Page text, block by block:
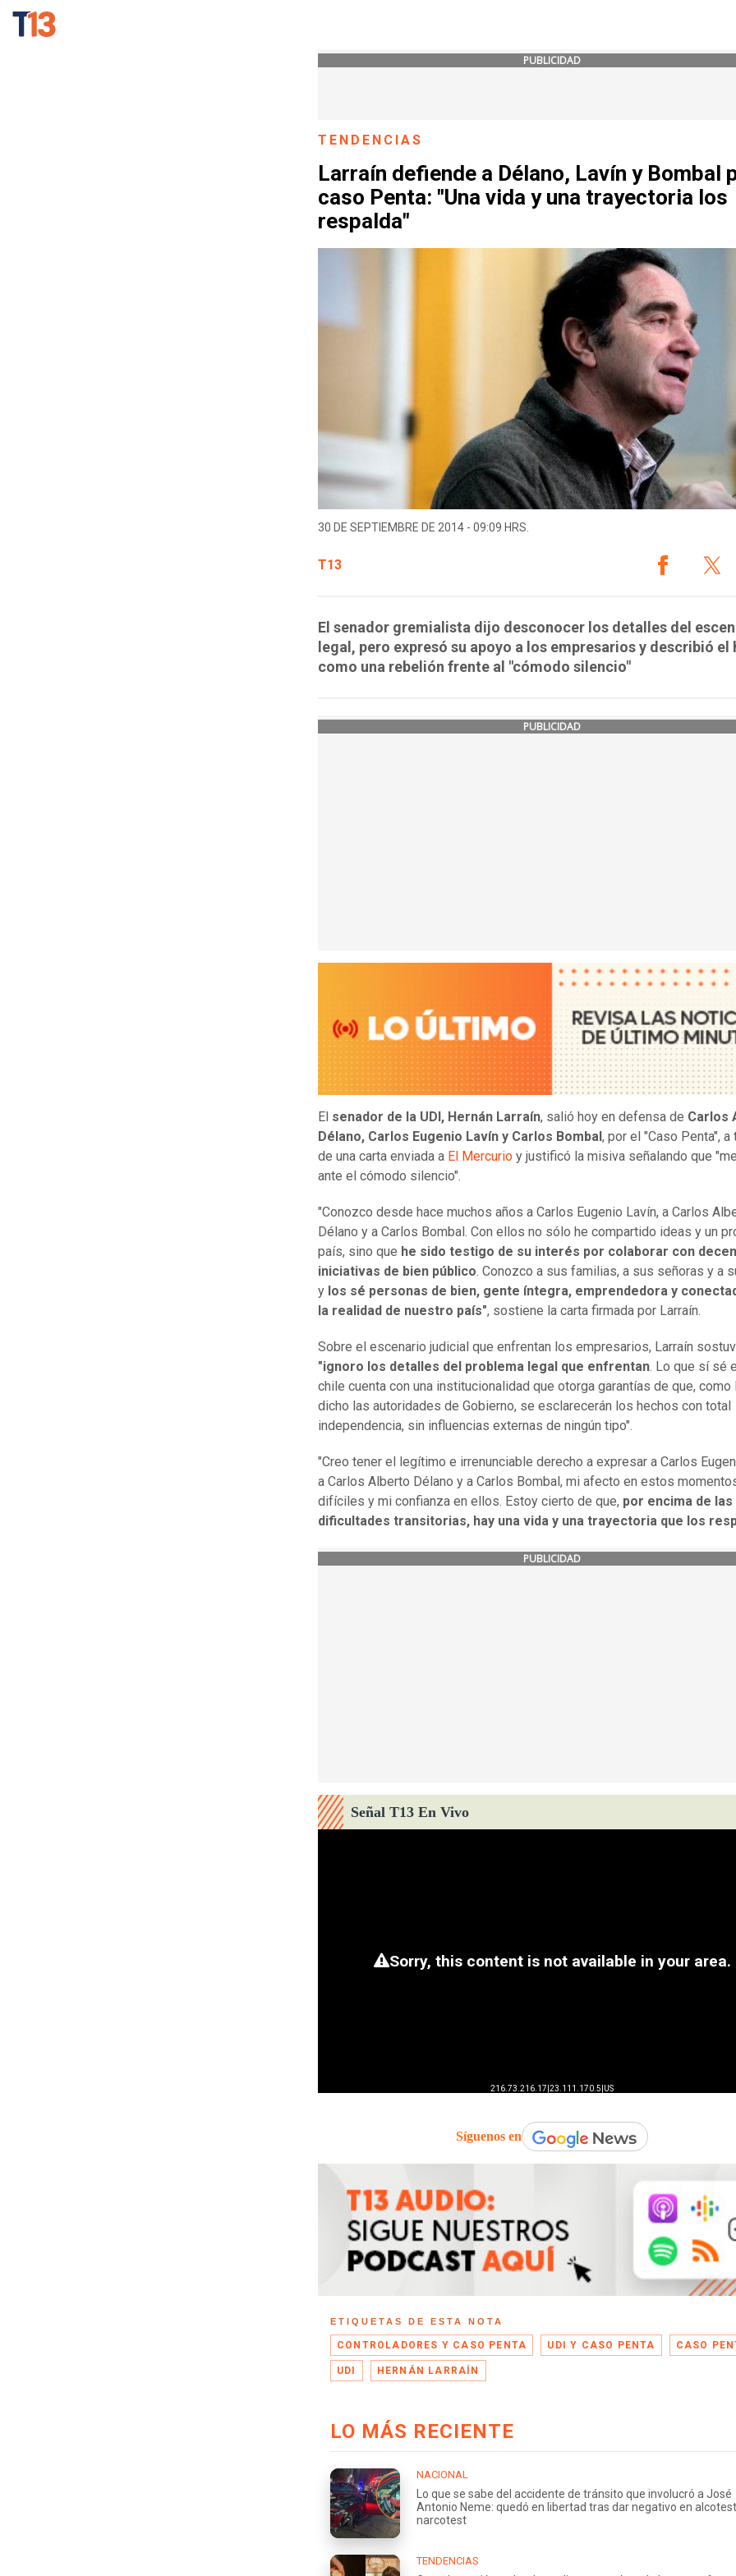
PUBLICIDAD
TENDENCIAS
Larraín defiende a Délano, Lavín y Bombal
caso Penta: "Una vida y una trayectoria los
respalda"
30 DE SEPTIEMBRE DE 2014 - 09:09 HRS.
T13
El senador gremialista dijo desconocer los detalles del
legal, pero expresó su apoyo a los empresarios y describió el
como una rebelión frente al "cómodo silencio"
PUBLICIDAD
El senador de la UDI, Hernán Larraín, salió hoy en defensa de Carlos
Délano, Carlos Eugenio Lavín y Carlos Bombal , por el "Caso Penta", a
de una carta enviada a El Mercurio y justificó la misiva señalando que
ante el cómodo silencio".
"Conozco desde hace muchos años a Carlos Eugenio Lavín, a Carlos
Délano y a Carlos Bombal. Con ellos no sólo he compartido ideas y un
país, sino que he sido testigo de su interés por colaborar con
iniciativas de bien público. Conozco a sus familias, a sus señoras y a
y los sé personas de bien, gente íntegra, emprendedora y
la realidad de nuestro país", sostiene la carta firmada por Larraín.
Sobre el escenario judicial que enfrentan los empresarios, Larraín
"ignoro los detalles del problema legal que enfrentan. Lo que sí sé
chile cuenta con una institucionalidad que otorga garantías de que, como
dicho las autoridades de Gobierno, se esclarecerán los hechos con total
independencia, sin influencias externas de ningún tipo".
"Creo tener el legítimo e irrenunciable derecho a expresar a Carlos
a Carlos Alberto Délano y a Carlos Bombal, mi afecto en estos
difíciles y mi confianza en ellos. Estoy cierto de que, por encima de las
dificultades transitorias, hay una vida y una trayectoria que los
PUBLICIDAD
Señal T13 En Vivo
Síguenos en
ETIQUETAS DE ESTA NOTA
CONTROLADORES Y CASO PENTA UDI Y CASO PENTA CASO
UDI HERNÁN LARRAÍN
LO MÁS RECIENTE
NACIONAL
Lo que se sabe del accidente de tránsito que involucró a José
Antonio Neme: quedó en libertad tras dar negativo en
narcotest
TENDENCIAS